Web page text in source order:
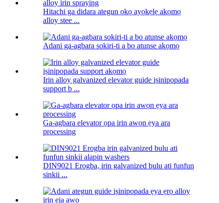
Hitachi ga didara ategun ọkọ ayọkẹlẹ akọmọ
alloy stee ...
Adani ga-agbara sokiri-ti a bo atunse akọmọ
Irin alloy galvanized elevator guide iṣinipopada
support b ...
Ga-agbara elevator ọpa irin awọn ẹya ara
processing
DIN9021 Erogba, irin galvanized bulu ati funfun
sinkii ...